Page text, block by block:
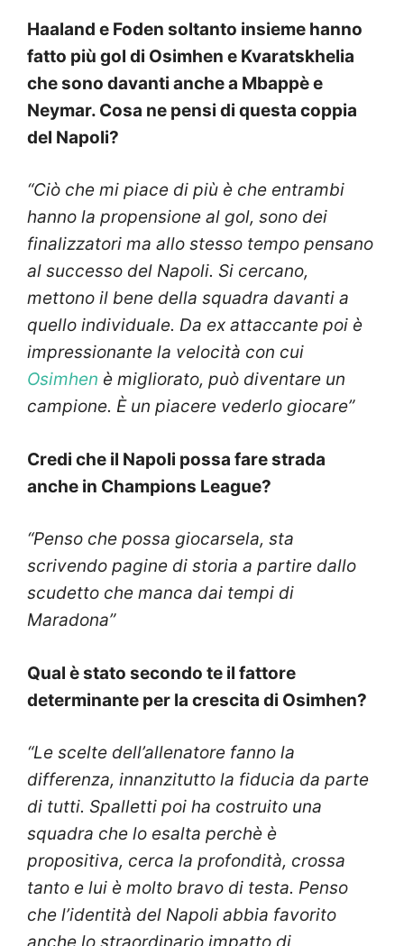
Haaland e Foden soltanto insieme hanno
fatto più gol di Osimhen e Kvaratskhelia
che sono davanti anche a Mbappè e
Neymar. Cosa ne pensi di questa coppia
del Napoli?
“Ciò che mi piace di più è che entrambi
hanno la propensione al gol, sono dei
finalizzatori ma allo stesso tempo pensano
al successo del Napoli. Si cercano,
mettono il bene della squadra davanti a
quello individuale. Da ex attaccante poi è
impressionante la velocità con cui
Osimhen è migliorato, può diventare un
campione. È un piacere vederlo giocare”
Credi che il Napoli possa fare strada
anche in Champions League?
“Penso che possa giocarsela, sta
scrivendo pagine di storia a partire dallo
scudetto che manca dai tempi di
Maradona”
Qual è stato secondo te il fattore
determinante per la crescita di Osimhen?
“Le scelte dell’allenatore fanno la
differenza, innanzitutto la fiducia da parte
di tutti. Spalletti poi ha costruito una
squadra che lo esalta perchè è
propositiva, cerca la profondità, crossa
tanto e lui è molto bravo di testa. Penso
che l’identità del Napoli abbia favorito